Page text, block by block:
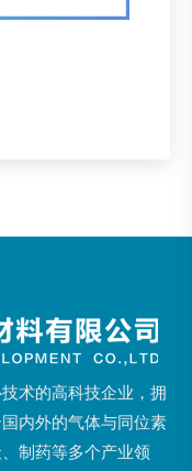
术的高科技企业，拥
内外的气体与同位素
制药等多个产业领